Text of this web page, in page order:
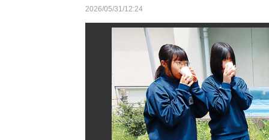
2026/05/31/12:24